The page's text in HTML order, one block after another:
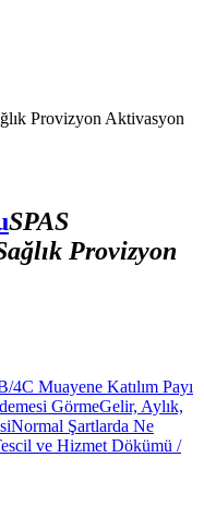
Provizyon Aktivasyon
SPAS
Provizyon
4C Muayene Katılım Payı
GörmeGelir, Aylık,
Normal Şartlarda Ne
ve Hizmet Dökümü /